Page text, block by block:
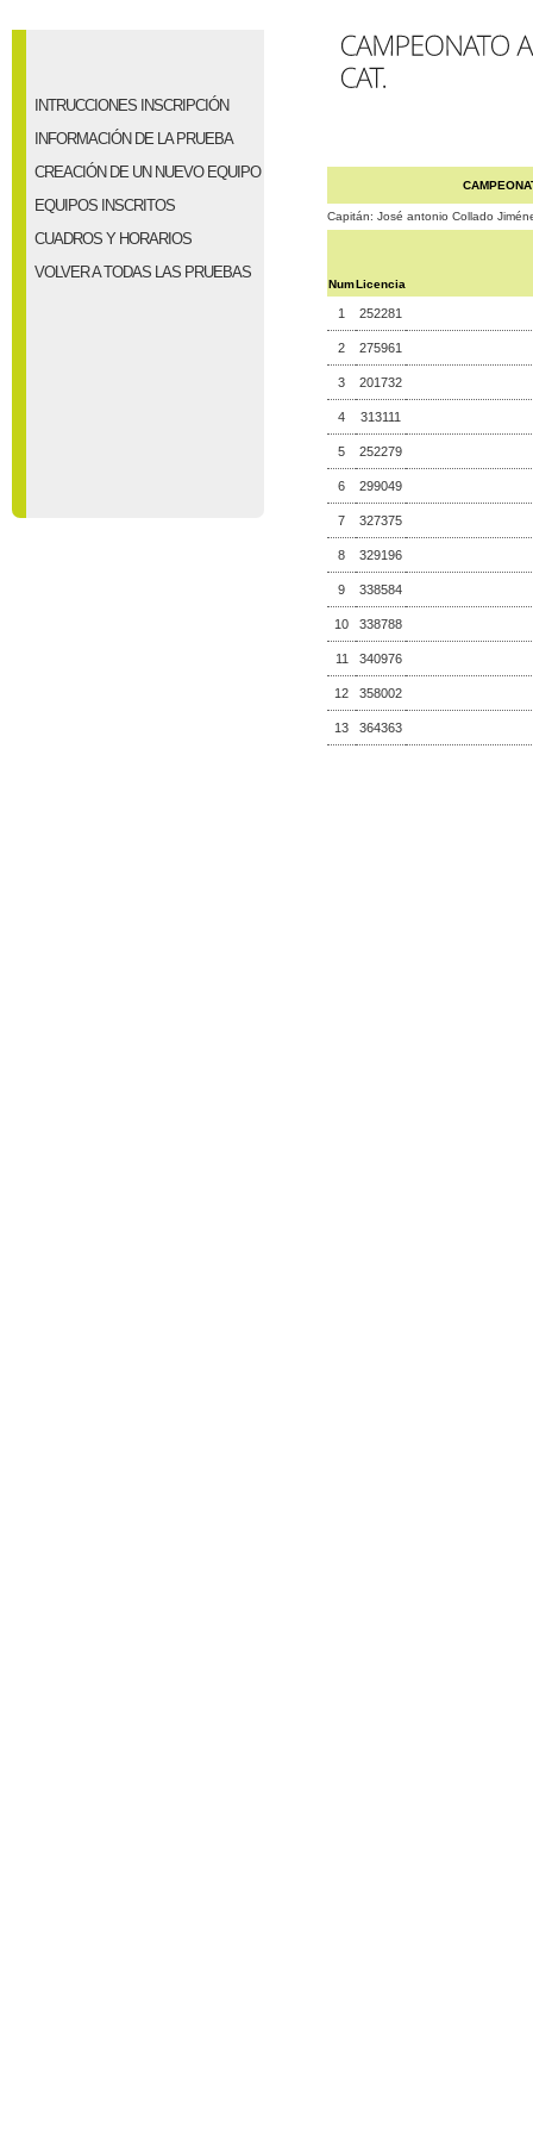
INTRUCCIONES INSCRIPCIÓN
INFORMACIÓN DE LA PRUEBA
CREACIÓN DE UN NUEVO EQUIPO
EQUIPOS INSCRITOS
CUADROS Y HORARIOS
VOLVER A TODAS LAS PRUEBAS
Capitán: José antonio Collado
NumLicencia
1 252281
2 275961
3 201732
4 313111
5 252279
6 299049
7 327375
8 329196
9 338584
10 338788
11 340976
12 358002
13 364363